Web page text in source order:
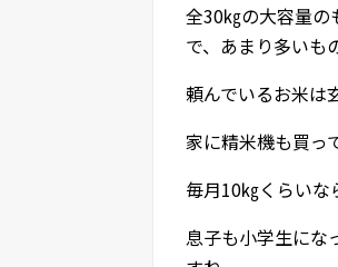
全30㎏の大容量の
で、あまり多いも
頼んでいるお米は
家に精米機も買っ
毎月10㎏くらいな
息子も小学生にな